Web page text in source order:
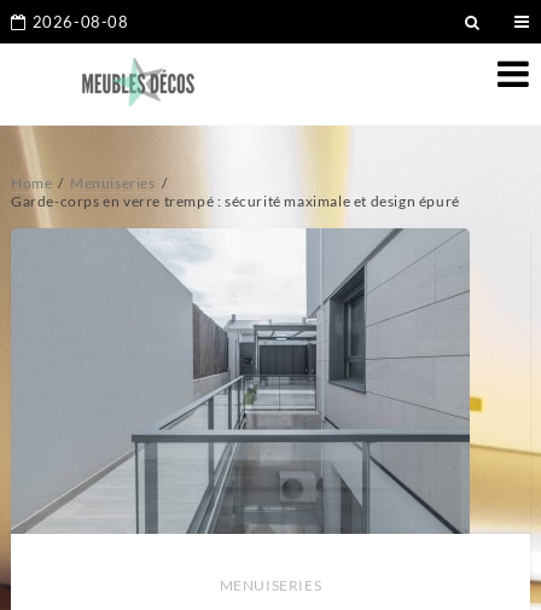
2026-08-08
Home
Menuiseries
Garde-corps en verre trempé : sécurité maximale et design épuré
MENUISERIES